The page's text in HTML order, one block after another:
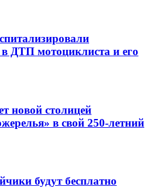
ДТП мотоциклиста и его
новой столицей
в свой 250-летний
будут бесплатно